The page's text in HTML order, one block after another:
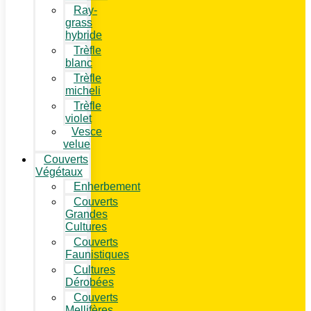
Ray-
grass
hybride
Trèfle
blanc
Trèfle
micheli
Trèfle
violet
Vesce
velue
Couverts
Végétaux
Enherbement
Couverts
Grandes
Cultures
Couverts
Faunistiques
Cultures
Dérobées
Couverts